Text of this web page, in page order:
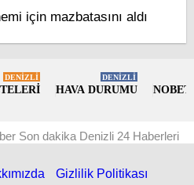
için mazbatasını aldı
DENİZLİ
HAVA DURUMU
DENİZLİ
Son dakika Denizli 24 Haberleri
Gizlilik Politikası